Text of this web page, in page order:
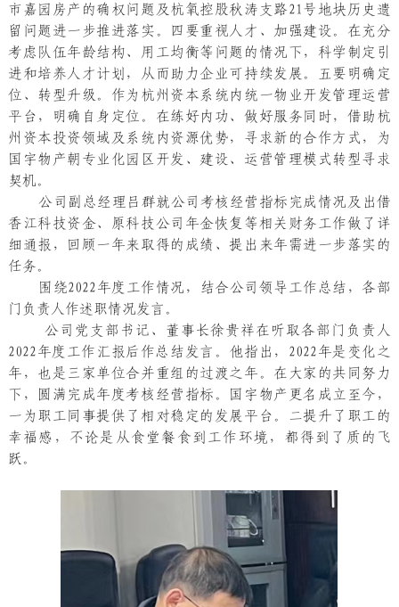
市嘉园房产的确权问题及杭氧控股秋涛支路21号地块历史遗
留问题进一步推进落实。四要重视人才、加强建设。在充分
考虑队伍年龄结构、用工均衡等问题的情况下，科学制定引
进和培养人才计划，从而助力企业可持续发展。五要明确定
位、转型升级。作为杭州资本系统内统一物业开发管理运营
平台，明确自身定位。在练好内功、做好服务同时，借助杭
州资本投资领域及系统内资源优势，寻求新的合作方式，为
国宇物产朝专业化园区开发、建设、运营管理模式转型寻求
契机。
公司副总经理吕群就公司考核经营指标完成情况及出借
香江科技资金、原科技公司年金恢复等相关财务工作做了详
细通报，回顾一年来取得的成绩、提出来年需进一步落实的
任务。
围绕2022年度工作情况，结合公司领导工作总结，各部
门负责人作述职情况发言。
公司党支部书记、董事长徐贵祥在听取各部门负责人
2022年度工作汇报后作总结发言。他指出，2022年是变化之
年，也是三家单位合并重组的过渡之年。在大家的共同努力
下，圆满完成年度考核经营指标。国宇物产更名成立至今，
一为职工同事提供了相对稳定的发展平台。二提升了职工的
幸福感，不论是从食堂餐食到工作环境，都得到了质的飞
跃。